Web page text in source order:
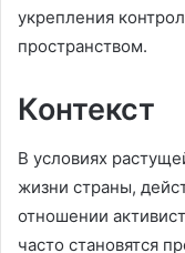
укрепления
пространством.
Контекст
В условиях
жизни страны,
отношении
часто становятся